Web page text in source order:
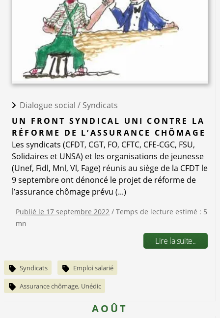
Dialogue social / Syndicats
UN FRONT SYNDICAL UNI CONTRE LA
RÉFORME DE L’ASSURANCE CHÔMAGE
Les syndicats (CFDT, CGT, FO, CFTC, CFE-CGC, FSU,
Solidaires et UNSA) et les organisations de jeunesse
(Unef, Fidl, Mnl, Vl, Fage) réunis au siège de la CFDT le
9 septembre ont dénoncé le projet de réforme de
l’assurance chômage prévu (...)
Publié le 17 septembre 2022 / Temps de lecture estimé : 5
mn
Lire la suite..
Syndicats Emploi salarié
Assurance chômage, Unédic
AOÛT